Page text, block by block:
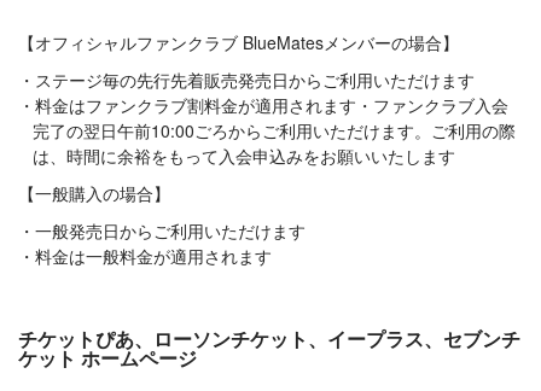
【オフィシャルファンクラブ BlueMatesメンバーの場合】
ステージ毎の先行先着販売発売日からご利用いただけます
料金はファンクラブ割料金が適用されます・ファンクラブ入会
完了の翌日午前10:00ごろからご利用いただけます。ご利用の際
は、時間に余裕をもって入会申込みをお願いいたします
【一般購入の場合】
一般発売日からご利用いただけます
料金は一般料金が適用されます
チケットぴあ、ローソンチケット、イープラス、セブンチ
ケット ホームページ